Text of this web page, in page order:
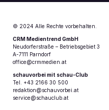
OBERWART
PRATER DOME
Riesenradpl. 7
1020 Wien